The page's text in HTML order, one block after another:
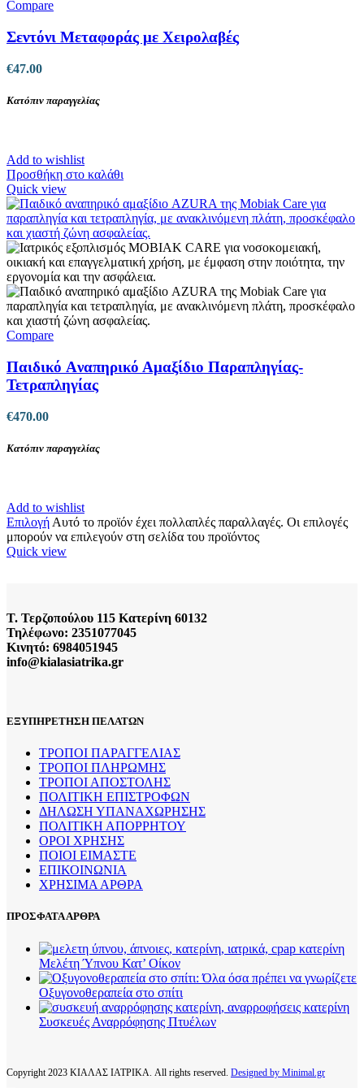
Compare
Σεντόνι Μεταφοράς με Χειρολαβές
€47.00
Κατόπιν παραγγελίας
Add to wishlist
Προσθήκη στο καλάθι
Quick view
Compare
Παιδικό Aναπηρικό Αμαξίδιο Παραπληγίας-
Τετραπληγίας
€470.00
Κατόπιν παραγγελίας
Add to wishlist
Επιλογή Αυτό το προϊόν έχει πολλαπλές παραλλαγές. Οι επιλογές
μπορούν να επιλεγούν στη σελίδα του προϊόντος
Quick view
Τ. Τερζοπούλου 115 Κατερίνη 60132
Τηλέφωνο: 2351077045
Κινητό: 6984051945
info@kialasiatrika.gr
ΕΞΥΠΗΡΕΤΗΣΗ ΠΕΛΑΤΩΝ
ΤΡΟΠΟΙ ΠΑΡΑΓΓΕΛΙΑΣ
ΤΡΟΠΟΙ ΠΛΗΡΩΜΗΣ
ΤΡΟΠΟΙ ΑΠΟΣΤΟΛΗΣ
ΠΟΛΙΤΙΚΗ ΕΠΙΣΤΡΟΦΩΝ
ΔΗΛΩΣΗ ΥΠΑΝΑΧΩΡΗΣΗΣ
ΠΟΛΙΤΙΚΗ ΑΠΟΡΡΗΤΟΥ
ΟΡΟΙ ΧΡΗΣΗΣ
ΠΟΙΟΙ ΕΙΜΑΣΤΕ
ΕΠΙΚΟΙΝΩΝΙΑ
ΧΡΗΣΙΜΑ ΑΡΘΡΑ
ΠΡΟΣΦΑΤΑ ΑΡΘΡΑ
Μελέτη Ύπνου Κατ’ Οίκον
Οξυγονοθεραπεία στο σπίτι
Συσκευές Αναρρόφησης Πτυέλων
Copyright 2023 ΚΙΑΛΑΣ ΙΑΤΡΙΚΑ. All rights reserved. Designed by Minimal.gr